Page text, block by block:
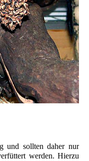
und sollten daher nur
werden. Hierzu